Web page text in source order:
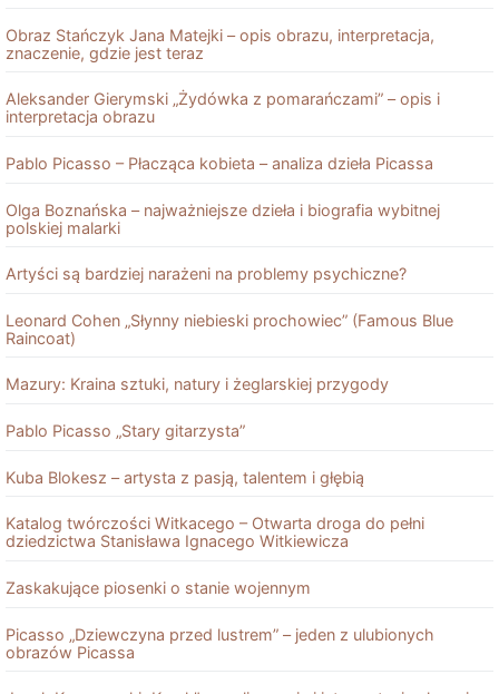
Obraz Stańczyk Jana Matejki – opis obrazu, interpretacja,
znaczenie, gdzie jest teraz
Aleksander Gierymski „Żydówka z pomarańczami” – opis i
interpretacja obrazu
Pablo Picasso – Płacząca kobieta – analiza dzieła Picassa
Olga Boznańska – najważniejsze dzieła i biografia wybitnej
polskiej malarki
Artyści są bardziej narażeni na problemy psychiczne?
Leonard Cohen „Słynny niebieski prochowiec” (Famous Blue
Raincoat)
Mazury: Kraina sztuki, natury i żeglarskiej przygody
Pablo Picasso „Stary gitarzysta”
Kuba Blokesz – artysta z pasją, talentem i głębią
Katalog twórczości Witkacego – Otwarta droga do pełni
dziedzictwa Stanisława Ignacego Witkiewicza
Zaskakujące piosenki o stanie wojennym
Picasso „Dziewczyna przed lustrem” – jeden z ulubionych
obrazów Picassa